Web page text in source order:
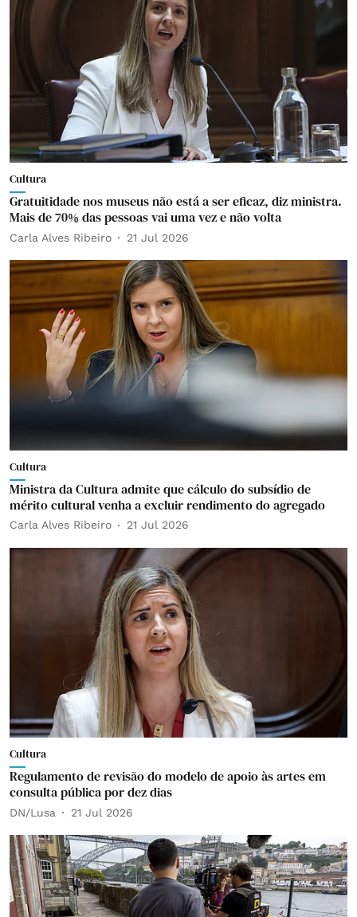
Cultura
Gratuitidade nos museus não está a ser eficaz, diz ministra.
Mais de 70% das pessoas vai uma vez e não volta
Carla Alves Ribeiro 21 Jul 2026
Cultura
Ministra da Cultura admite que cálculo do subsídio de
mérito cultural venha a excluir rendimento do agregado
Carla Alves Ribeiro 21 Jul 2026
Cultura
Regulamento de revisão do modelo de apoio às artes em
consulta pública por dez dias
DN/Lusa 21 Jul 2026